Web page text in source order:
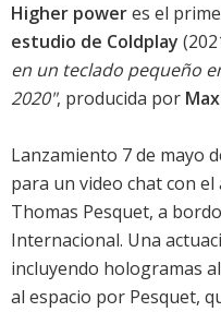
Higher poweres el
estudio de Coldplay
en un teclado pequeño
2020", producida por
Lanzamiento 7 de mayo
para un video chat con
Thomas Pesquet, a
Internacional. Una
incluyendo hologramas
al espacio por Pesquet,